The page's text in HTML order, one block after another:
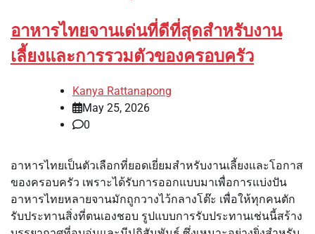
อาหารไทยจานเด่นที่ดีที่สุดสำหรับงาน
เลี้ยงและการรวมตัวของครอบครัว
Kanya Rattanapong
May 25, 2026
0
อาหารไทยเป็นตัวเลือกที่ยอดเยี่ยมสำหรับงานเลี้ยงและโอกาส
ของครอบครัว เพราะได้รับการออกแบบมาเพื่อการแบ่งปัน
อาหารไทยหลายจานมักถูกวางไว้กลางโต๊ะ เพื่อให้ทุกคนตัก
รับประทานสิ่งที่ตนเองชอบ รูปแบบการรับประทานเช่นนี้สร้าง